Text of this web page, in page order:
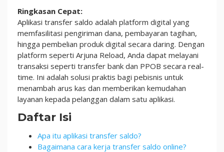
Ringkasan Cepat:
Aplikasi transfer saldo adalah platform digital yang
memfasilitasi pengiriman dana, pembayaran tagihan,
hingga pembelian produk digital secara daring. Dengan
platform seperti Arjuna Reload, Anda dapat melayani
transaksi seperti transfer bank dan PPOB secara real-
time. Ini adalah solusi praktis bagi pebisnis untuk
menambah arus kas dan memberikan kemudahan
layanan kepada pelanggan dalam satu aplikasi.
Daftar Isi
Apa itu aplikasi transfer saldo?
Bagaimana cara kerja transfer saldo online?